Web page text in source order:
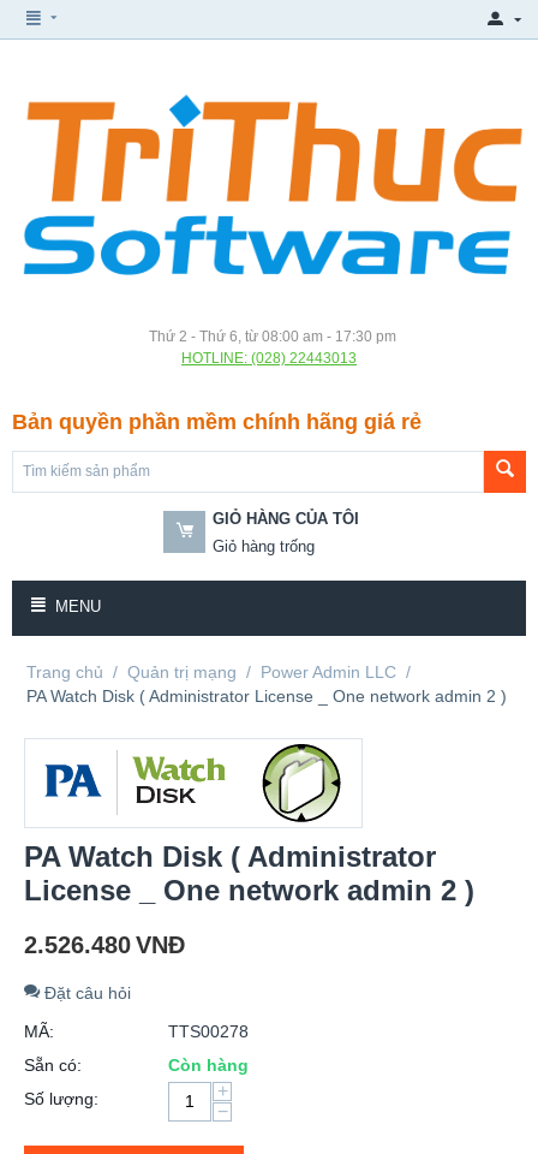
Thứ 2 - Thứ 6, từ 08:00 am - 17:30 pm
HOTLINE: (028) 22443013
Bản quyền phần mềm chính hãng giá rẻ
GIỎ HÀNG CỦA TÔI
Giỏ hàng trống
MENU
Trang chủ / Quản trị mạng / Power Admin LLC /
PA Watch Disk ( Administrator License _ One network admin 2 )
PA Watch Disk ( Administrator
License _ One network admin 2 )
2.526.480VNĐ
Đặt câu hỏi
MÃ:
TTS00278
Sẵn có:
Còn hàng
Số lượng:
+
−